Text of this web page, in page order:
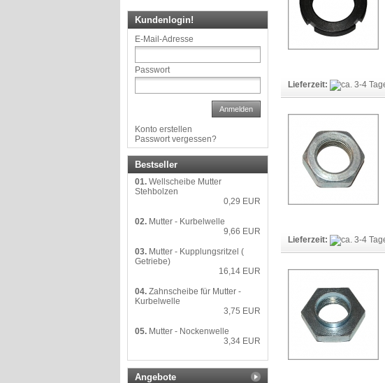
Lieferzeit:
Lieferzeit:
Kundenlogin!
E-Mail-Adresse
Passwort
Anmelden
Konto erstellen
Passwort vergessen?
Bestseller
01. Wellscheibe Mutter
Stehbolzen
0,29 EUR
02. Mutter - Kurbelwelle
9,66 EUR
03. Mutter - Kupplungsritzel (
Getriebe)
16,14 EUR
04. Zahnscheibe für Mutter -
Kurbelwelle
3,75 EUR
05. Mutter - Nockenwelle
3,34 EUR
Angebote